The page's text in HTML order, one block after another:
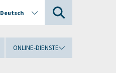
Deutsch
ONLINE-DIENSTE